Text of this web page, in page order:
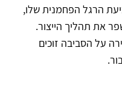
הרגל הפחמנית שלו,
את תהליך הייצור.
הסביבה זוכים